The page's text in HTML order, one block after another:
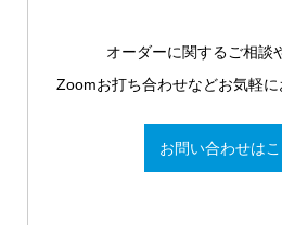
オーダーに関するご相談
Zoomお打ち合わせなどお気軽
お問い合わせは